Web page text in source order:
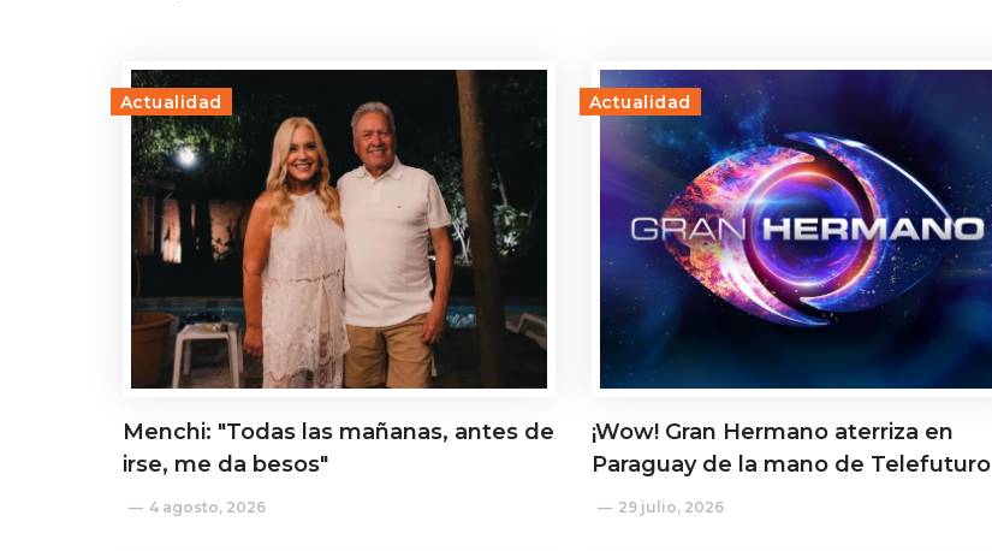
Actualidad
Menchi: "Todas las mañanas, antes de
irse, me da besos"
4 agosto, 2026
Actualidad
¡Wow! Gran Hermano aterriza en
Paraguay de la mano de Telefuturo
29 julio, 2026